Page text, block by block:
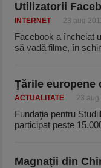
Utilizatorii
INTERNET 23 aug
Facebook a încheiat
să vadă filme, în
Ţările europene
ACTUALITATE 23 aug
Fundaţia pentru
participat peste
Magnaţii din